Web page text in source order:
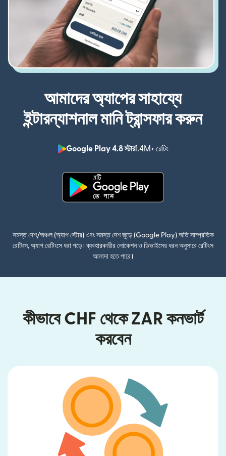
আমাদের অ্যাপের সাহায্যে
ইন্টারন্যাশনাল মানি ট্রান্সফার করুন
Google Play 4.8 স্টার1.4M+ রেটিং
সমস্ত দেশ/অঞ্চল (অ্যাপ স্টোর) এবং সমস্ত দেশ জুড়ে (Google Play) অতি সাম্প্রতিক
রেটিংস, অ্যাপ রেটিংসে ধরা পড়ে। ব্যবহারকারীর লোকেশন ও ডিভাইসের ধরন অনুসারে রেটিংস
আলাদা হতে পারে।
কীভাবে CHF থেকে ZAR কনভার্ট
করবেন